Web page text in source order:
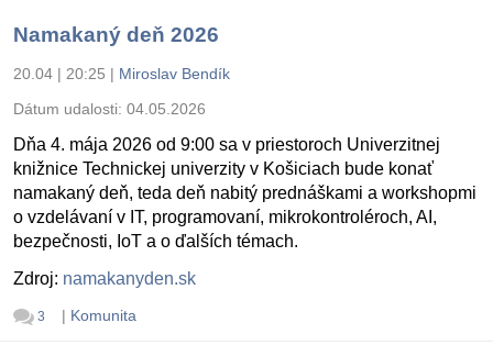
Namakaný deň 2026
20.04 | 20:25 | Miroslav Bendík
Dátum udalosti: 04.05.2026
Dňa 4. mája 2026 od 9:00 sa v priestoroch Univerzitnej
knižnice Technickej univerzity v Košiciach bude konať
namakaný deň, teda deň nabitý prednáškami a workshopmi
o vzdelávaní v IT, programovaní, mikrokontroléroch, AI,
bezpečnosti, IoT a o ďalších témach.
Zdroj: namakanyden.sk
3 | Komunita